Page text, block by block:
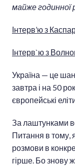
майже годинної
Інтерв’ю з
Інтерв`ю з
Україна — це
завтра і на 50
європейські
За лаштунками
Питання в тому,
розмови в
гірше. Бо знову ж